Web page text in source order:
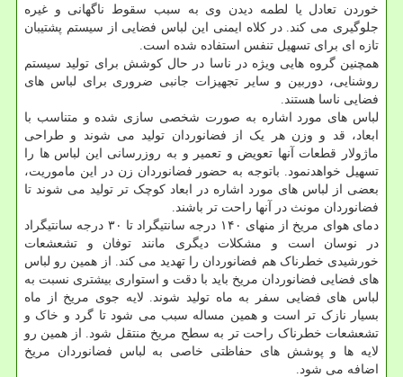
خوردن تعادل یا لطمه دیدن وی به سبب سقوط ناگهانی و غیره
جلوگیری می کند. در کلاه ایمنی این لباس فضایی از سیستم پشتیبان
تازه ای برای تسهیل تنفس استفاده شده است.
همچنین گروه هایی ویژه در ناسا در حال کوشش برای تولید سیستم
روشنایی، دوربین و سایر تجهیزات جانبی ضروری برای لباس های
فضایی ناسا هستند.
لباس های مورد اشاره به صورت شخصی سازی شده و متناسب با
ابعاد، قد و وزن هر یک از فضانوردان تولید می شوند و طراحی
ماژولار قطعات آنها تعویض و تعمیر و به روزرسانی این لباس ها را
تسهیل خواهدنمود. باتوجه به حضور فضانوردان زن در این ماموریت،
بعضی از لباس های مورد اشاره در ابعاد کوچک تر تولید می شوند تا
فضانوردان مونث در آنها راحت تر باشند.
دمای هوای مریخ از منهای ۱۴۰ درجه سانتیگراد تا ۳۰ درجه سانتیگراد
در نوسان است و مشکلات دیگری مانند توفان و تشعشعات
خورشیدی خطرناک هم فضانوردان را تهدید می کند. از همین رو لباس
های فضایی فضانوردان مریخ باید با دقت و استواری بیشتری نسبت به
لباس های فضایی سفر به ماه تولید شوند. لایه جوی مریخ از ماه
بسیار نازک تر است و همین مساله سبب می شود تا گرد و خاک و
تشعشعات خطرناک راحت تر به سطح مریخ منتقل شود. از همین رو
لایه ها و پوشش های حفاظتی خاصی به لباس فضانوردان مریخ
اضافه می شود.